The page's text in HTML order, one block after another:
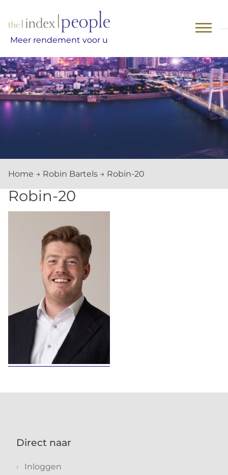
Meer rendement voor u
Home → Robin Bartels → Robin-20
Robin-20
Direct naar
Inloggen